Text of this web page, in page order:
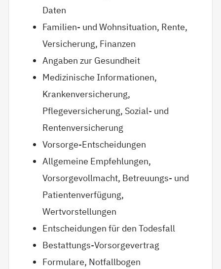
Daten
Familien- und Wohnsituation, Rente,
Versicherung, Finanzen
Angaben zur Gesundheit
Medizinische Informationen,
Krankenversicherung,
Pflegeversicherung, Sozial- und
Rentenversicherung
Vorsorge-Entscheidungen
Allgemeine Empfehlungen,
Vorsorgevollmacht, Betreuungs- und
Patientenverfügung,
Wertvorstellungen
Entscheidungen für den Todesfall
Bestattungs-Vorsorgevertrag
Formulare, Notfallbogen